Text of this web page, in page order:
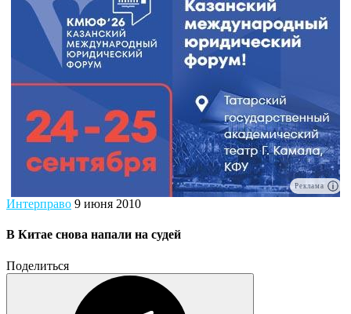
Реклама
Интерправо 9 июня 2010
В Китае снова напали на судей
Поделиться